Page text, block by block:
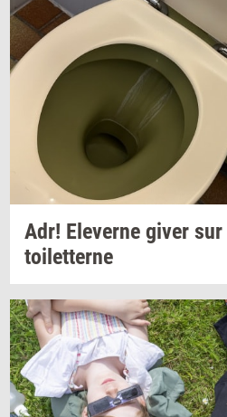
Adr! Ele­ver­ne giver sur
toilet­ter­ne